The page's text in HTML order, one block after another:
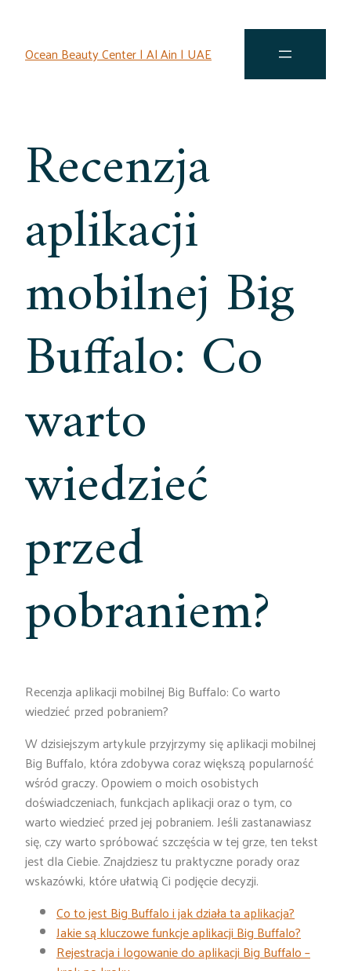
Ocean Beauty Center | Al Ain | UAE
Recenzja
aplikacji
mobilnej Big
Buffalo: Co
warto
wiedzieć
przed
pobraniem?
Recenzja aplikacji mobilnej Big Buffalo: Co warto
wiedzieć przed pobraniem?
W dzisiejszym artykule przyjrzymy się aplikacji mobilnej
Big Buffalo, która zdobywa coraz większą popularność
wśród graczy. Opowiem o moich osobistych
doświadczeniach, funkcjach aplikacji oraz o tym, co
warto wiedzieć przed jej pobraniem. Jeśli zastanawiasz
się, czy warto spróbować szczęścia w tej grze, ten tekst
jest dla Ciebie. Znajdziesz tu praktyczne porady oraz
wskazówki, które ułatwią Ci podjęcie decyzji.
Co to jest Big Buffalo i jak działa ta aplikacja?
Jakie są kluczowe funkcje aplikacji Big Buffalo?
Rejestracja i logowanie do aplikacji Big Buffalo –